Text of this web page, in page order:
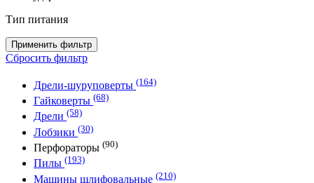
Тип питания
Применить фильтр
Сбросить фильтр
Дрели-шуруповерты (164)
Гайковерты (68)
Дрели (58)
Лобзики (30)
Перфораторы (90)
Пилы (193)
Машины шлифовальные (210)